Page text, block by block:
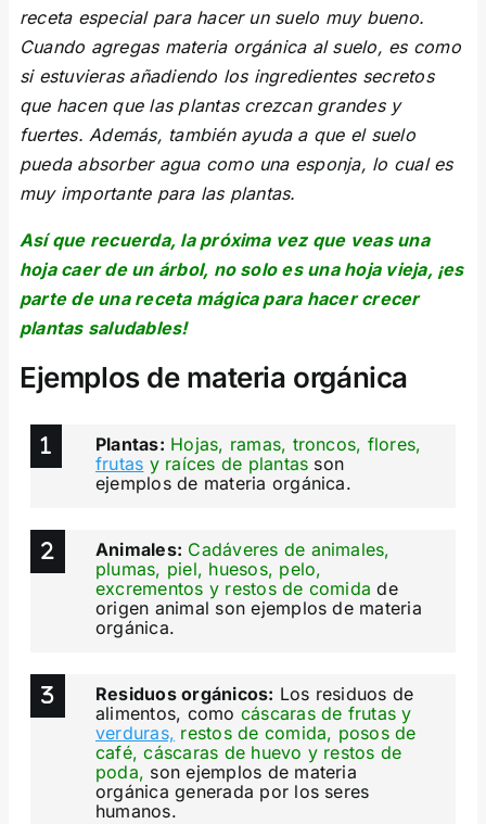
receta especial para hacer un suelo muy bueno.
Cuando agregas materia orgánica al suelo, es como
si estuvieras añadiendo los ingredientes secretos
que hacen que las plantas crezcan grandes y
fuertes. Además, también ayuda a que el suelo
pueda absorber agua como una esponja, lo cual es
muy importante para las plantas.
Así que recuerda, la próxima vez que veas una
hoja caer de un árbol, no solo es una hoja vieja, ¡es
parte de una receta mágica para hacer crecer
plantas saludables!
Ejemplos de materia orgánica
Plantas: Hojas, ramas, troncos, flores,
frutas y raíces de plantas son
ejemplos de materia orgánica.
Animales: Cadáveres de animales,
plumas, piel, huesos, pelo,
excrementos y restos de comida de
origen animal son ejemplos de materia
orgánica.
Residuos orgánicos: Los residuos de
alimentos, como cáscaras de frutas y
verduras, restos de comida, posos de
café, cáscaras de huevo y restos de
poda, son ejemplos de materia
orgánica generada por los seres
humanos.